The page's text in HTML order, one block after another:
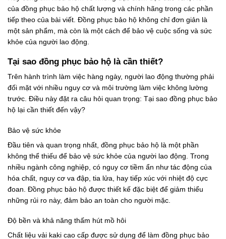
của đồng phục bảo hộ chất lượng và chính hãng trong các phần
tiếp theo của bài viết. Đồng phục bảo hộ không chỉ đơn giản là
một sản phẩm, mà còn là một cách để bảo vệ cuộc sống và sức
khỏe của người lao động.
Tại sao đồng phục bảo hộ là cần thiết?
Trên hành trình làm việc hàng ngày, người lao động thường phải
đối mặt với nhiều nguy cơ và môi trường làm việc không lường
trước. Điều này đặt ra câu hỏi quan trọng: Tại sao đồng phục bảo
hộ lại cần thiết đến vậy?
Bảo vệ sức khỏe
Đầu tiên và quan trọng nhất, đồng phục bảo hộ là một phần
không thể thiếu để bảo vệ sức khỏe của người lao động. Trong
nhiều ngành công nghiệp, có nguy cơ tiềm ẩn như tác động của
hóa chất, nguy cơ va đập, tia lửa, hay tiếp xúc với nhiệt độ cực
đoan. Đồng phục bảo hộ được thiết kế đặc biệt để giảm thiểu
những rủi ro này, đảm bảo an toàn cho người mặc.
Độ bền và khả năng thấm hút mồ hôi
Chất liệu vải kaki cao cấp được sử dụng để làm đồng phục bảo